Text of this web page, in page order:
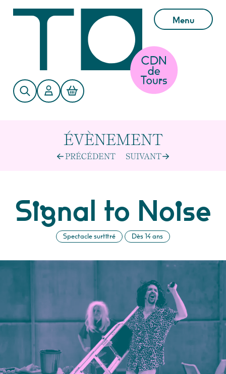
Menu
ÉVÈNEMENT
PRÉCÉDENT SUIVANT
Signal to Noise
Spectacle surtitré Dès 14 ans